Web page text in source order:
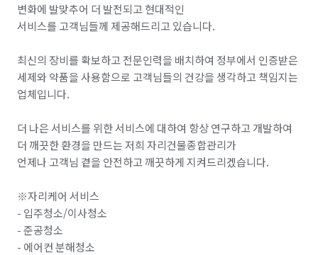
변화에 발맞추어 더 발전되고 현대적인
서비스를 고객님들께 제공해드리고 있습니다.
최신의 장비를 확보하고 전문인력을 배치하여 정부에서 인증받은
세제와 약품을 사용함으로 고객님들의 건강을 생각하고 책임지는
업체입니다.
더 나은 서비스를 위한 서비스에 대하여 항상 연구하고 개발하여
더 깨끗한 환경을 만드는 저희 자리건물종합관리가
언제나 고객님 곁을 안전하고 깨끗하게 지켜드리겠습니다.
※자리케어 서비스
- 입주청소/이사청소
- 준공청소
- 에어컨 분해청소